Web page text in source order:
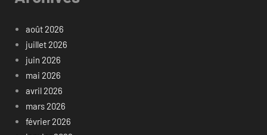
août 2026
juillet 2026
juin 2026
mai 2026
avril 2026
mars 2026
février 2026